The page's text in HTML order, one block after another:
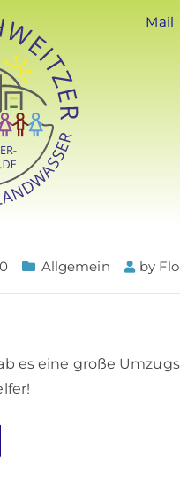
Mail
Allgemein by
es eine große